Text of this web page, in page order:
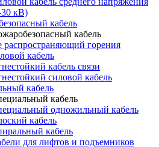
кВ)
кабель
кабель
распространяющий горения
кабель
кабель связи
силовой кабель
кабель
кабель
одножильный кабель
кабель
кабель
для лифтов и подъемников